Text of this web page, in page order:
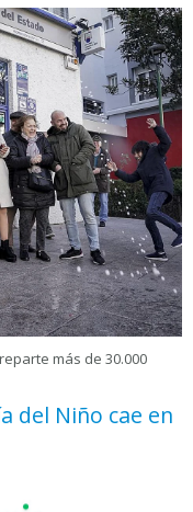
más de 30.000
del Niño cae en